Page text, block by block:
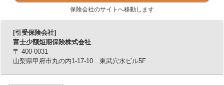
険金を受け取れます！
日帰り入院から、プランに応じて入院日額1,000円・2,000
円・3,000円を受け取れます。
保険会社のサイトへ移動します
[引受保険会社]
富士少額短期保険株式会社
〒 400-0031
山梨県甲府市丸の内1-17-10 東武穴水ビル5F